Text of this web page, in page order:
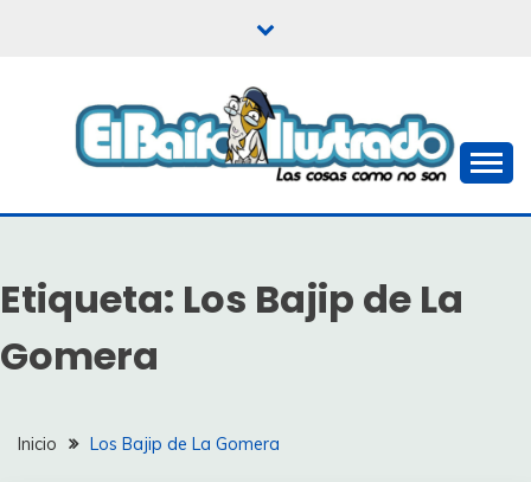
EL BAIFO ILUSTRADO
Etiqueta: Los Bajip de La
Gomera
Inicio Los Bajip de La Gomera